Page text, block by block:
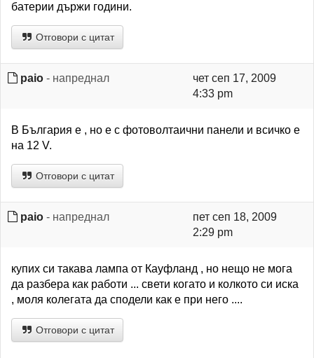
батерии държи години.
Отговори с цитат
paio - напреднал
чет сеп 17, 2009
4:33 pm
В България е , но е с фотоволтаични панели и всичко е
на 12 V.
Отговори с цитат
paio - напреднал
пет сеп 18, 2009
2:29 pm
купих си такава лампа от Кауфланд , но нещо не мога
да разбера как работи ... свети когато и колкото си иска
, моля колегата да сподели как е при него ....
Отговори с цитат